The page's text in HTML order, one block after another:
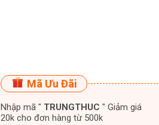
Mã Ưu Đãi
Nhập mã " TRUNGTHUC " Giảm giá
20k cho đơn hàng từ 500k